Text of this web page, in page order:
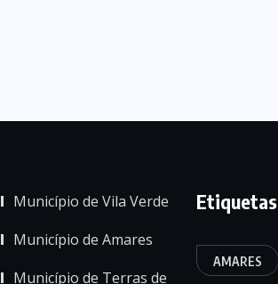
Município de Vila Verde
Município de Amares
Município de Terras de
Etiquetas
AMARES